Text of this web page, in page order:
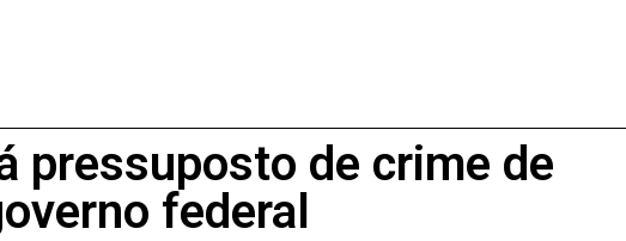
pressuposto de crime de
federal